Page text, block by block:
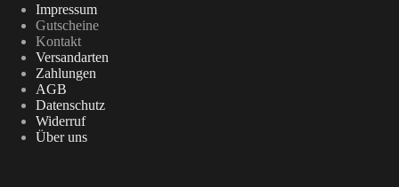
Impressum
Gutscheine
Kontakt
Versandarten
Zahlungen
AGB
Datenschutz
Widerruf
Über uns